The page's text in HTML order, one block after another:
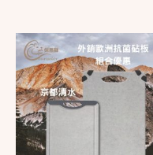
此
產